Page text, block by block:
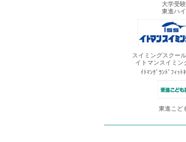
大学受
東進ハ
スイミングスクー
イトマンスイミン
ｲﾄﾏﾝｸﾞﾗﾝﾄﾞﾌｨｯﾄ
東進こど